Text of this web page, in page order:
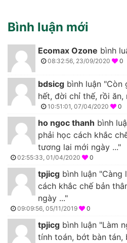
Bình luận mới
Ecomax Ozone bình
08:32:56, 23/09/2020 0
bdsicg bình luận "Còn
hết, đời chỉ thế, rồi
10:51:01, 07/04/2020 0
ho ngoc thanh bình
phải học cách khắc
tương lai mới ngày ..."
02:55:33, 01/04/2020 0
tpjicg bình luận "Càng
cách khắc chế bản
ngày ..."
09:09:56, 05/11/2019 0
tpjicg bình luận "Làm
tính toán, bớt bàn tán,